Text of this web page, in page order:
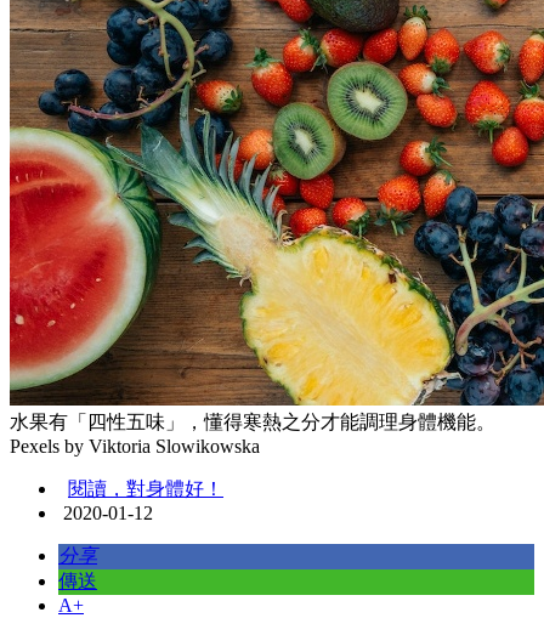
水果有「四性五味」，懂得寒熱之分才能調理身體機能。
Pexels by Viktoria Slowikowska
閱讀，對身體好！
2020-01-12
分享
傳送
A+